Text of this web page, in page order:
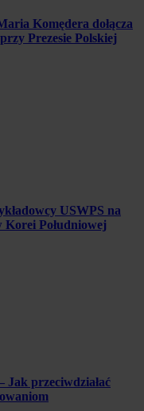
Komędera dołącza
Prezesie Polskiej
USWPS na
Południowej
Jak przeciwdziałać